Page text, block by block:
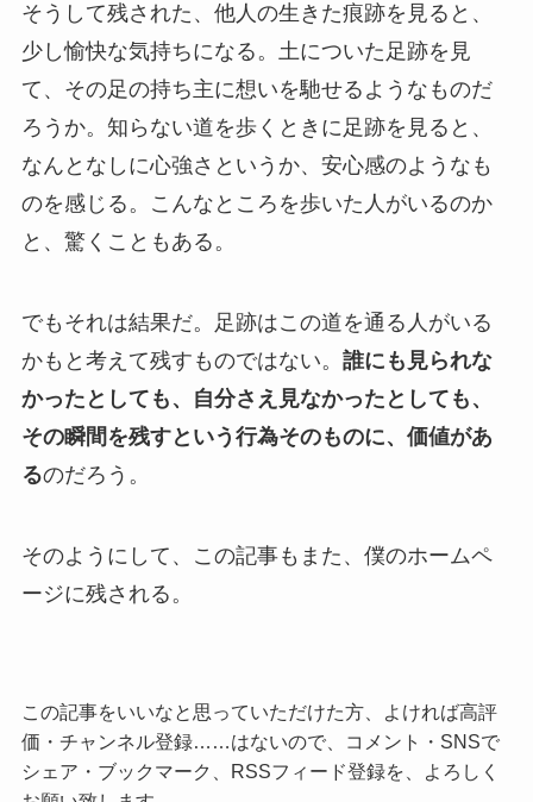
そうして残された、他人の生きた痕跡を見ると、
少し愉快な気持ちになる。土についた足跡を見
て、その足の持ち主に想いを馳せるようなものだ
ろうか。知らない道を歩くときに足跡を見ると、
なんとなしに心強さというか、安心感のようなも
のを感じる。こんなところを歩いた人がいるのか
と、驚くこともある。
でもそれは結果だ。足跡はこの道を通る人がいる
かもと考えて残すものではない。 誰にも見られな
かったとしても、自分さえ見なかったとしても、
その瞬間を残すという行為そのものに、価値があ
るのだろう。
そのようにして、この記事もまた、僕のホームペ
ージに残される。
この記事をいいなと思っていただけた方、よければ高評
価・チャンネル登録……はないので、コメント・SNSで
シェア・ブックマーク、RSSフィード登録を、よろしく